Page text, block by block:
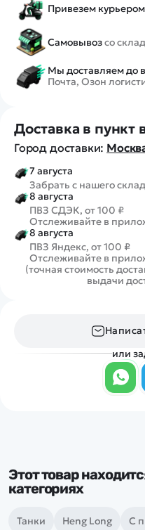
Привезем
Самовывозсо
Мы доставляем до
Почта, Озон
Доставка в пункт
Город доставки:
7 августа
Забрать с нашего
8 августа
ПВЗ СДЭК, от 100 ₽
Отслеживайте в
8 августа
ПВЗ Яндекс, от 100 ₽
Отслеживайте в
(точная стоимость
выдачи
или
Этот товар
категориях
Танки Heng Long С